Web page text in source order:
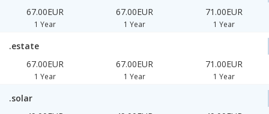
67.00EUR
1 Year
67.00EUR
1 Year
71.00EUR
1 Year
.estate
67.00EUR
1 Year
67.00EUR
1 Year
71.00EUR
1 Year
.solar